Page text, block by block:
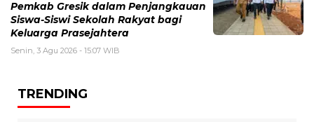
Pemkab Gresik dalam Penjangkauan
Siswa-Siswi Sekolah Rakyat bagi
Keluarga Prasejahtera
Senin, 3 Agu 2026 - 15:07 WIB
TRENDING